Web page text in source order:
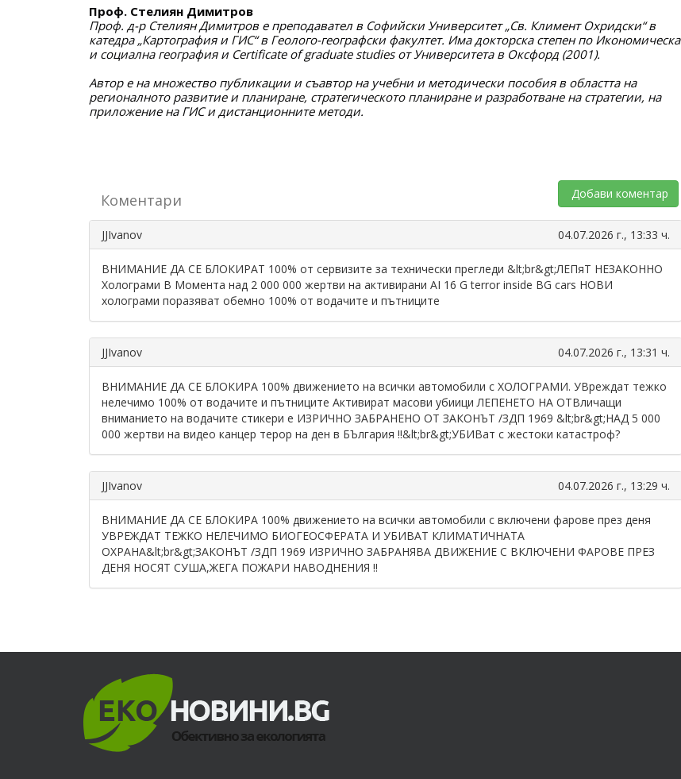
Проф. Стелиян Димитров
Проф. д-р Стелиян Димитров е преподавател в Софийски Университет „Св. Климент Охридски“ в
катедра „Картография и ГИС“ в Геолого-географски факултет. Има докторска степен по Икономическа
и социална география и Certificate of graduate studies от Университета в Оксфорд (2001).
Автор е на множество публикации и съавтор на учебни и методически пособия в областта на
регионалното развитие и планиране, стратегическото планиране и разработване на стратегии, на
приложение на ГИС и дистанционните методи.
Коментари Добави коментар
JJIvanov 04.07.2026 г., 13:33 ч.
ВНИМАНИЕ ДА СЕ БЛОКИРАТ 100% от сервизите за технически прегледи &lt;br&gt;ЛЕПяТ НЕЗАКОННО
Холограми В Момента над 2 000 000 жертви на активирани AI 16 G terror inside BG cars НОВИ
холограми поразяват обемно 100% от водачите и пътниците
JJIvanov 04.07.2026 г., 13:31 ч.
ВНИМАНИЕ ДА СЕ БЛОКИРА 100% движението на всички автомобили с ХОЛОГРАМИ. УВреждат тежко
нелечимо 100% от водачите и пътниците Активират масови убиици ЛЕПЕНЕТО НА ОТВличащи
вниманието на водачите стикери е ИЗРИЧНО ЗАБРАНЕНО ОТ ЗАКОНЪТ /ЗДП 1969 &lt;br&gt;НАД 5 000
000 жертви на видео канцер терор на ден в БЪлгария !!&lt;br&gt;УБИВат с жестоки катастроф?
JJIvanov 04.07.2026 г., 13:29 ч.
ВНИМАНИЕ ДА СЕ БЛОКИРА 100% движението на всички автомобили с включени фарове през деня
УВРЕЖДАТ ТЕЖКО НЕЛЕЧИМО БИОГЕОСФЕРАТА И УБИВАТ КЛИМАТИЧНАТА
ОХРАНА&lt;br&gt;ЗАКОНЪТ /ЗДП 1969 ИЗРИЧНО ЗАБРАНЯВА ДВИЖЕНИЕ С ВКЛЮЧЕНИ ФАРОВЕ ПРЕЗ
ДЕНЯ НОСЯТ СУША,ЖЕГА ПОЖАРИ НАВОДНЕНИЯ !!